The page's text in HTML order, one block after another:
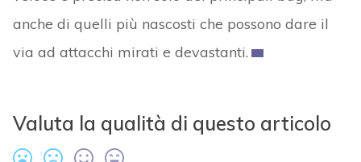
anche di quelli più nascosti che possono dare il
via ad attacchi mirati e devastanti.
Valuta la qualità di questo articolo